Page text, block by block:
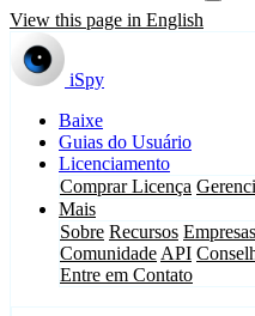
View this page in English
iSpy
Baixe
Guias do Usuário
Licenciamento
Comprar Licença
Mais
Sobre Recursos Empresas
Comunidade API
Entre em Contato